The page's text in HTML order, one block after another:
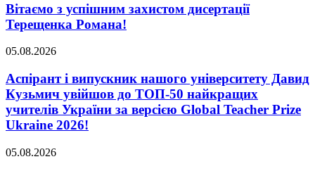
Вітаємо з успішним захистом дисертації
Терещенка Романа!
05.08.2026
Аспірант і випускник нашого університету Давид
Кузьмич увійшов до ТОП-50 найкращих
учителів України за версією Global Teacher Prize
Ukraine 2026!
05.08.2026